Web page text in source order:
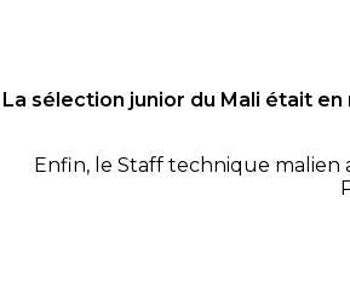
La sélection junior du Mali était
Enfin, le Staff technique malien